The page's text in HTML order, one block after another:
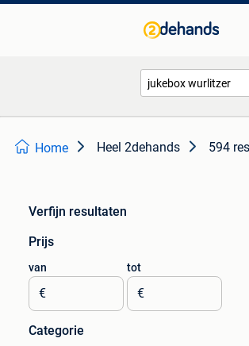
Home Heel 2dehands 594
Verfijn resultaten
Prijs
van
€
tot
€
Categorie